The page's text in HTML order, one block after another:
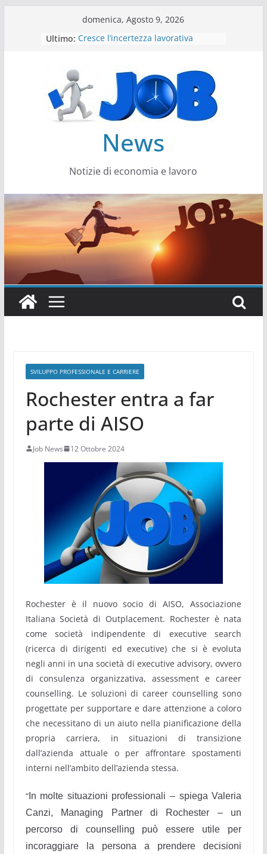
domenica, Agosto 9, 2026
Ultimo: Cresce l’incertezza lavorativa
Il settore energy cambia veste
Servono più sustainability data
architect
News
Notizie di economia e lavoro
SVILUPPO PROFESSIONALE E CARRIERE
Rochester entra a far
parte di AISO
Job News 12 Ottobre 2024
Rochester è il nuovo socio di AISO, Associazione
Italiana Società di Outplacement. Rochester è nata
come società indipendente di executive search
(ricerca di dirigenti ed executive) che si è evoluta
negli anni in una società di executive advisory, ovvero
di consulenza organizzativa, assessment e career
counselling. Le soluzioni di career counselling sono
progettate per supportare e dare attenzione a coloro
che necessitano di un aiuto nella pianificazione della
propria carriera, in situazioni di transizione
dall’azienda attuale o per affrontare spostamenti
interni nell’ambito dell’azienda stessa.
“In molte situazioni professionali – spiega Valeria
Canzi, Managing Partner di Rochester – un
percorso di counselling può essere utile per
incoraggiare la persona a prendere decisioni